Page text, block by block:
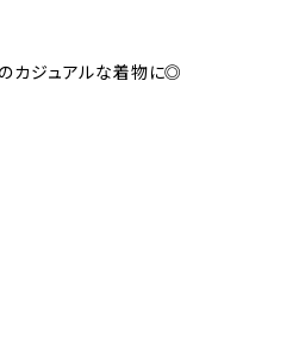
カジュアルな着物に◎